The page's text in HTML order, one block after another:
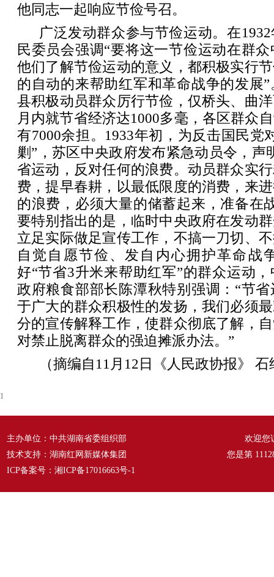
他同志一起响应节俭号召。
广泛发动群众参与节俭运动。在
民委员会强调“要将这一节俭运动在群
他们了解节俭运动的意义，都积极实行
的自动的来帮助红军和革命战争的发展
县积极动员群众厉行节俭，仅桥头、曲
月内就节省经济达1000多毫，各区群众
有7000余担。1933年初，为反击国民党
剿”，苏区中央政府发布紧急动员令，声
省运动，反对任何的浪费。动员群众实
费，提早春耕，以最低限度的消费，来
的浪费，必须大量的储蓄起来，准备在
要特别指出的是，临时中央政府在发动
立足实际做足宣传工作，不搞一刀切、
自觉自愿节俭、发自内心拥护革命战
好“节省3升米来帮助红军”的群众运动
政府粮食部部长陈潭秋特别强调：“节
于广大的群众积极性的发扬，我们必须
分的宣传解释工作，使群众彻底了解，
对禁止脱离群众的强迫摊派办法。”
（摘编自11月12日《人民政协报》
1
主办单位：中共湖南省委组织部
技术支持：湖南红网新媒体集团
ICP备案号： 湘ICP备17016663号-1
欢迎您
您是第